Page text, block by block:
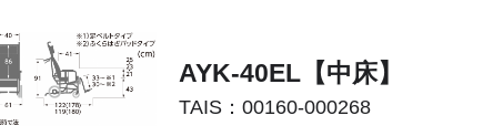
AYK-40EL【中床】
TAIS：00160-000268